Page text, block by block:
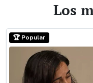
Los
🏆 Popular